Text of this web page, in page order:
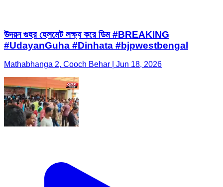
উদয়ন গুহর হেলমেট লক্ষ্য করে ডিম #BREAKING
#UdayanGuha #Dinhata #bjpwestbengal
Mathabhanga 2, Cooch Behar | Jun 18, 2026